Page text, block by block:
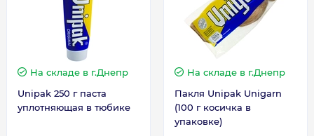
Гарантия на электрическую часть
Гарантия производителя, мес 72
Контакты сервисного центра
На складе в г.Днепр
Unipak 250 г паста
уплотняющая в тюбике
На складе в г.Днепр
Пакля Unipak Unigarn
(100 г косичка в
упаковке)